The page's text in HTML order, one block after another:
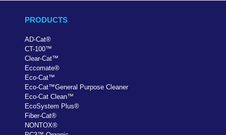
PRODUCTS
AD-Cat®
CT-100™
Clear-Cat™
Eccomate®
Eco-Cat™
Eco-Cat™General Purpose Cleaner
Eco-Cat Clean™
EcoSystem Plus®
Fiber-Cat®
NONTOX®